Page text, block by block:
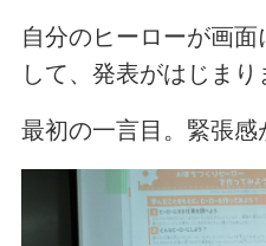
自分のヒーローが画
して、発表がはじまり
最初の一言目。緊張感